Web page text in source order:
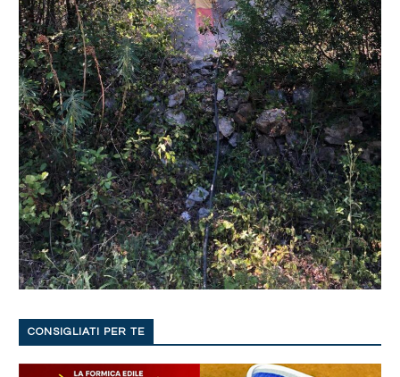
CONSIGLIATI PER TE